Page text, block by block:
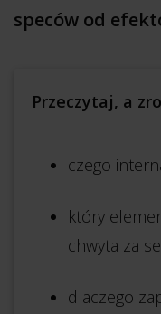
speców od
Przeczytaj, a
czego
który
chwyta za
dlaczego